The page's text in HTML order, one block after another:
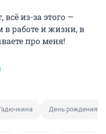
из-за этого —
в работе и жизни, в
про меня!
День рождения